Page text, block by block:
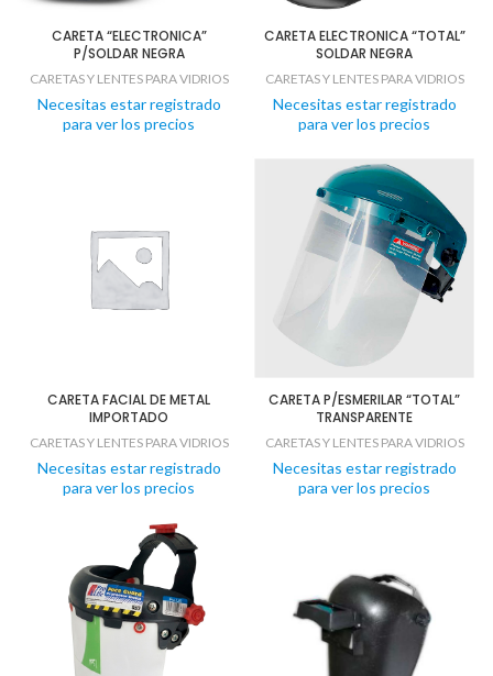
CARETA “ELECTRONICA”
P/SOLDAR NEGRA
CARETAS Y LENTES PARA VIDRIOS
Necesitas estar registrado
para ver los precios
CARETA ELECTRONICA “TOTAL”
SOLDAR NEGRA
CARETAS Y LENTES PARA VIDRIOS
Necesitas estar registrado
para ver los precios
CARETA FACIAL DE METAL
IMPORTADO
CARETAS Y LENTES PARA VIDRIOS
Necesitas estar registrado
para ver los precios
CARETA P/ESMERILAR “TOTAL”
TRANSPARENTE
CARETAS Y LENTES PARA VIDRIOS
Necesitas estar registrado
para ver los precios